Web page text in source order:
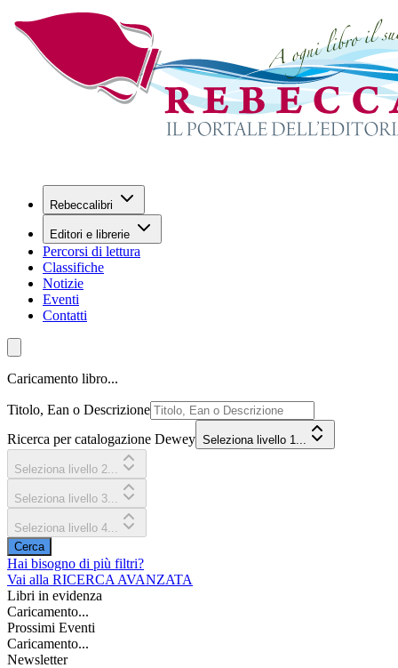
Rebeccalibri
Editori e librerie
Percorsi di lettura
Classifiche
Notizie
Eventi
Contatti
Caricamento libro...
Titolo, Ean o Descrizione
Ricerca per catalogazione Dewey Seleziona livello 1...
Seleziona livello 2...
Seleziona livello 3...
Seleziona livello 4...
Cerca
Hai bisogno di più filtri?
Vai alla RICERCA AVANZATA
Libri in evidenza
Caricamento...
Prossimi Eventi
Caricamento...
Newsletter